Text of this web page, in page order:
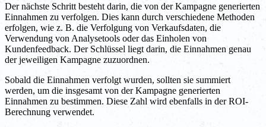
Der nächste Schritt besteht darin, die von der Kampagne generierten
Einnahmen zu verfolgen. Dies kann durch verschiedene Methoden
erfolgen, wie z. B. die Verfolgung von Verkaufsdaten, die
Verwendung von Analysetools oder das Einholen von
Kundenfeedback. Der Schlüssel liegt darin, die Einnahmen genau
der jeweiligen Kampagne zuzuordnen.
Sobald die Einnahmen verfolgt wurden, sollten sie summiert
werden, um die insgesamt von der Kampagne generierten
Einnahmen zu bestimmen. Diese Zahl wird ebenfalls in der ROI-
Berechnung verwendet.